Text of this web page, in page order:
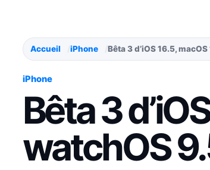
Accueil iPhone Bêta 3 d’iOS 16.5,
iPhone
Bêta 3
watchOS